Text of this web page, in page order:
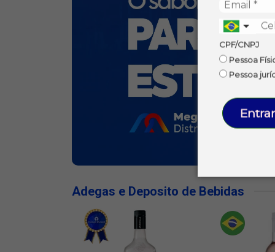
CPF/CNPJ
Pessoa
Pessoa
Adegas e Deposito de Bebidas